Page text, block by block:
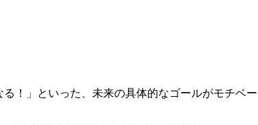
！」といった、未来の具体的なゴールがモチベー